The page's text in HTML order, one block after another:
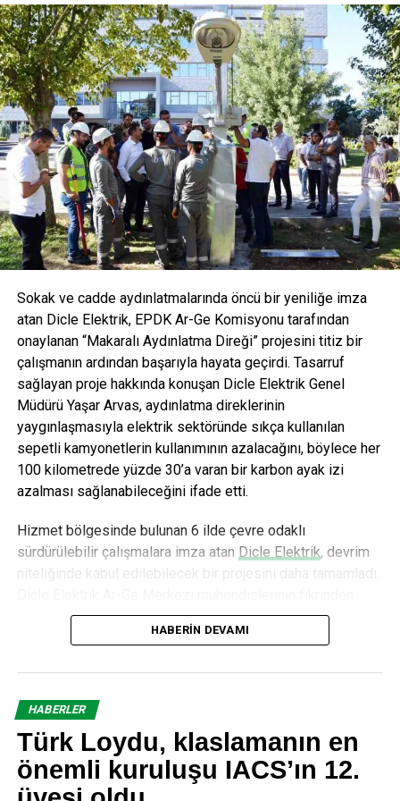
Gürok Grup, geçen sene hızlı tüketim ürünleri sektörüne
AVOYA ile önemli bir adım atarak tüketicilere yüksek
magnezyum oranı ve doğal bileşenleriyle yenilikçi
içecekler sunuyor. AVOYA, Türkiye’nin toplam mineral ve
magnezyum değeri en yüksek maden suyu olarak fark
yaratıyor. Sektörde bir ilki gerçekleştirerek meyve ve bitki
özleri ile zenginleştirilmiş, tamamen doğal içerikli
formüllerle tüketicilere sunuluyor. Bu yenilikçi yaklaşımla
AVOYA hem maden suyu hem de mineralli gazlı içecek
kategorisinde devrim yaratmayı hedefliyor.
Sokak ve cadde aydınlatmalarında öncü bir yeniliğe imza
atan Dicle Elektrik, EPDK Ar-Ge Komisyonu tarafından
onaylanan “Makaralı Aydınlatma Direği” projesini titiz bir
çalışmanın ardından başarıyla hayata geçirdi. Tasarruf
sağlayan proje hakkında konuşan Dicle Elektrik Genel
Müdürü Yaşar Arvas, aydınlatma direklerinin
yaygınlaşmasıyla elektrik sektöründe sıkça kullanılan
sepetli kamyonetlerin kullanımının azalacağını, böylece her
100 kilometrede yüzde 30’a varan bir karbon ayak izi
azalması sağlanabileceğini ifade etti.
Hizmet bölgesinde bulunan 6 ilde çevre odaklı
sürdürülebilir çalışmalara imza atan Dicle Elektrik, devrim
niteliğinde kabul edilebilecek bir projesini daha tamamladı.
doğan ve 18 aylık titiz bir çalışmanın ardından hayata
geçirilen çevre ve çalışan dostu “Makaralı Aydınlatma
Hem iş güvenliğine hem de çevre korumasına katkı
Makaralı Aydınlatma Direği projesinin, hem teknik hem de
tasarım açısından aydınlatma sistemlerini iyileştirmek
amacı taşıdığını belirtenDicle Elektrik Ar-Ge Direktörü Dr.
Mustafa Çelikpençe, projenin detayları hakkında
HABERIN DEVAMI
HABERLER
Türk Loydu, klaslamanın en
önemli kuruluşu IACS’ın 12.